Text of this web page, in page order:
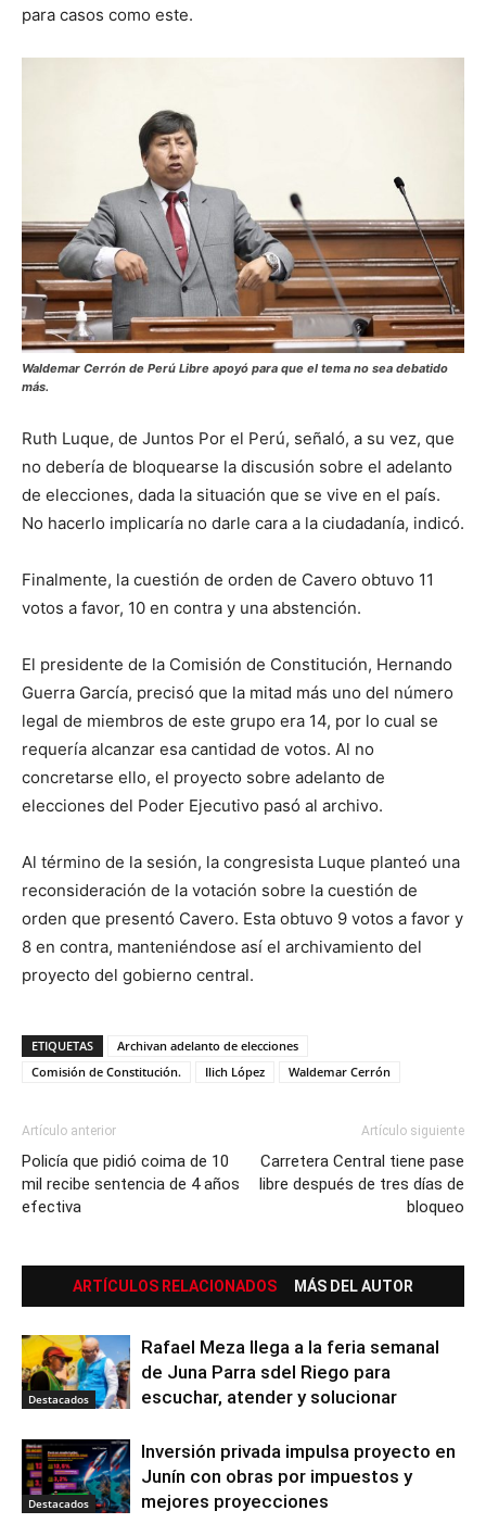
para casos como este.
Waldemar Cerrón de Perú Libre apoyó para que el tema no sea debatido
más.
Ruth Luque, de Juntos Por el Perú, señaló, a su vez, que
no debería de bloquearse la discusión sobre el adelanto
de elecciones, dada la situación que se vive en el país.
No hacerlo implicaría no darle cara a la ciudadanía, indicó.
Finalmente, la cuestión de orden de Cavero obtuvo 11
votos a favor, 10 en contra y una abstención.
El presidente de la Comisión de Constitución, Hernando
Guerra García, precisó que la mitad más uno del número
legal de miembros de este grupo era 14, por lo cual se
requería alcanzar esa cantidad de votos. Al no
concretarse ello, el proyecto sobre adelanto de
elecciones del Poder Ejecutivo pasó al archivo.
Al término de la sesión, la congresista Luque planteó una
reconsideración de la votación sobre la cuestión de
orden que presentó Cavero. Esta obtuvo 9 votos a favor y
8 en contra, manteniéndose así el archivamiento del
proyecto del gobierno central.
ETIQUETAS
Archivan adelanto de elecciones
Comisión de Constitución.
Ilich López Waldemar Cerrón
Artículo anterior
Policía que pidió coima de 10
mil recibe sentencia de 4 años
efectiva
Artículo siguiente
Carretera Central tiene pase
libre después de tres días de
bloqueo
ARTÍCULOS RELACIONADOS MÁS DEL AUTOR
Destacados
Rafael Meza llega a la feria semanal
de Juna Parra sdel Riego para
escuchar, atender y solucionar
Destacados
Inversión privada impulsa proyecto en
Junín con obras por impuestos y
mejores proyecciones